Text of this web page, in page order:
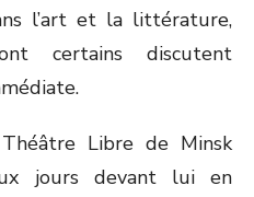
l’art et la littérature,
certains discutent
Libre de Minsk
jours devant lui en